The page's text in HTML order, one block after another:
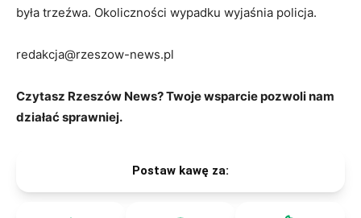
była trzeźwa. Okoliczności wypadku wyjaśnia policja.
redakcja@rzeszow-news.pl
Czytasz Rzeszów News? Twoje wsparcie pozwoli nam
działać sprawniej.
Postaw kawę za: